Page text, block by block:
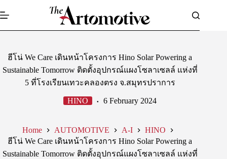
to
ฮีโน่ We Care เดินหน้าโครงการ Hino Solar Powering a
Sustainable Tomorrow ติดตั้งอุปกรณ์แผงโซลาเซลล์ แห่งที่
5 ที่โรงเรียนเทวะคลองตรง จ.สมุทรปราการ
HINO 6 February 2024
Home AUTOMOTIVE A-I
HINO
ฮีโน่ We Care เดินหน้าโครงการ Hino Solar Powering a
Sustainable Tomorrow ติดตั้งอุปกรณ์แผงโซลาเซลล์ แห่งที่